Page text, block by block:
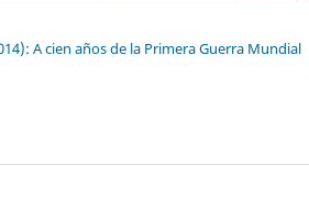
A cien años de la Primera Guerra Mundial